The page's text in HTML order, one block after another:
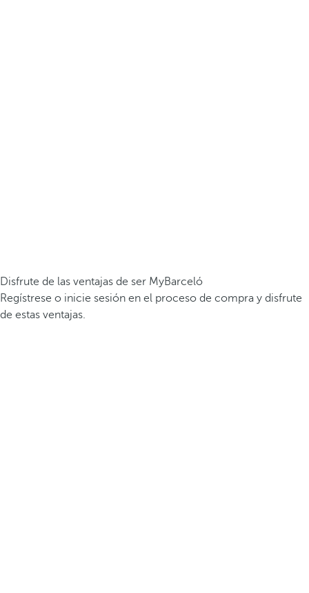
Disfrute de las ventajas de ser MyBarceló
Regístrese o inicie sesión en el proceso de compra y disfrute
de estas ventajas.